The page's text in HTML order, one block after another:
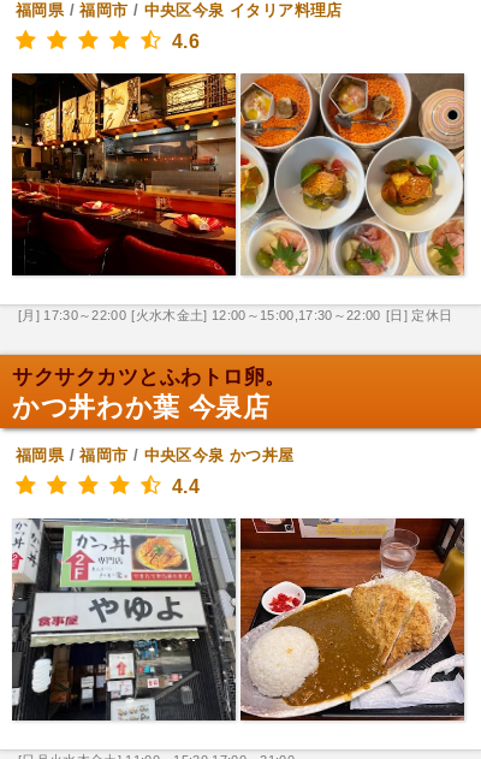
福岡県/福岡市 / 中央区今泉 イタリア料理店
4.6
[月] 17:30～22:00 [火水木金土] 12:00～15:00,17:30～22:00 [日] 定休日
サクサクカツとふわトロ卵。
かつ丼わか葉 今泉店
福岡県/福岡市 / 中央区今泉 かつ丼屋
4.4